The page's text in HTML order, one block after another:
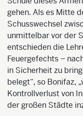
gehen. Als es Mitte
Schusswechsel zwisc
unmittelbar vor der
entschieden die
Feuergefechts –
in Sicherheit zu
belegt“, so Bonifaz,
Kontrollverlust von
der großen Städte